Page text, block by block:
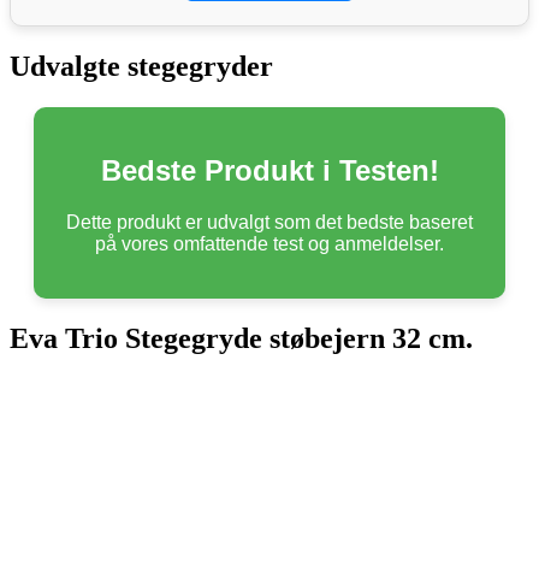
Udvalgte stegegryder
Bedste Produkt i Testen!
Dette produkt er udvalgt som det bedste baseret
på vores omfattende test og anmeldelser.
Eva Trio Stegegryde støbejern 32 cm.